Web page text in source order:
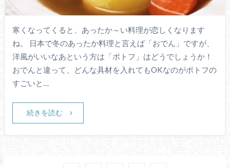
寒くなってくると、あったか～い料理が恋しくなります
ね。 日本で冬のあったか料理と言えば「おでん」ですが、
洋風がいいなあという方は「ポトフ」はどうでしょうか！
おでんと違って、どんな具材を入れてもOKなのがポトフの
すごいと…
続きを読む